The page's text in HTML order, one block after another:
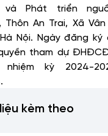
Phát triển
Thôn An Trai, Xã
Nội. Ngày đăng ký
tham dự
kỳ 2024-
kèm theo